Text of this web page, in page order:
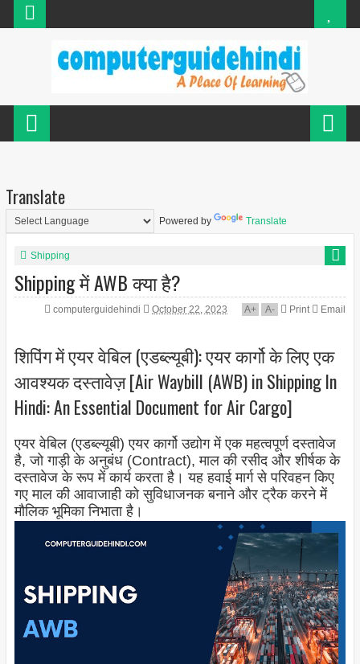
Translate
Powered by Translate
Shipping
Shipping में AWB क्या है?
computerguidehindi October 22, 2023 A+ A- Print Email
शिपिंग में एयर वेबिल (एडब्ल्यूबी): एयर कार्गो के लिए एक
आवश्यक दस्तावेज़ [Air Waybill (AWB) in Shipping In
Hindi: An Essential Document for Air Cargo]
एयर वेबिल (एडब्ल्यूबी) एयर कार्गो उद्योग में एक महत्वपूर्ण दस्तावेज
है, जो गाड़ी के अनुबंध (Contract), माल की रसीद और शीर्षक के
दस्तावेज के रूप में कार्य करता है। यह हवाई मार्ग से परिवहन किए
गए माल की आवाजाही को सुविधाजनक बनाने और ट्रैक करने में
मौलिक भूमिका निभाता है।